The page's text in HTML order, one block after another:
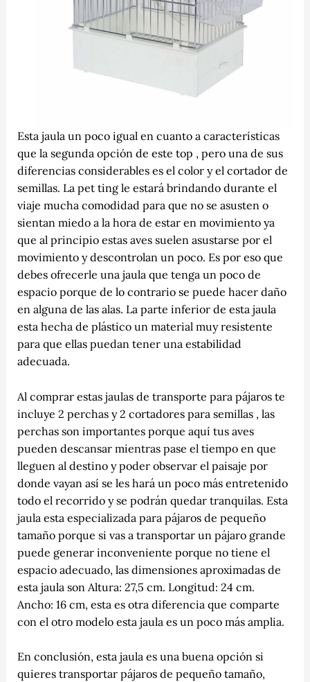
Esta jaula un poco igual en cuanto a características
que la segunda opción de este top , pero una de sus
diferencias considerables es el color y el cortador de
semillas. La pet ting le estará brindando durante el
viaje mucha comodidad para que no se asusten o
sientan miedo a la hora de estar en movimiento ya
que al principio estas aves suelen asustarse por el
movimiento y descontrolan un poco. Es por eso que
debes ofrecerle una jaula que tenga un poco de
espacio porque de lo contrario se puede hacer daño
en alguna de las alas. La parte inferior de esta jaula
esta hecha de plástico un material muy resistente
para que ellas puedan tener una estabilidad
adecuada.
Al comprar estas jaulas de transporte para pájaros te
incluye 2 perchas y 2 cortadores para semillas , las
perchas son importantes porque aquí tus aves
pueden descansar mientras pase el tiempo en que
lleguen al destino y poder observar el paisaje por
donde vayan así se les hará un poco más entretenido
todo el recorrido y se podrán quedar tranquilas. Esta
jaula esta especializada para pájaros de pequeño
tamaño porque si vas a transportar un pájaro grande
puede generar inconveniente porque no tiene el
espacio adecuado, las dimensiones aproximadas de
esta jaula son Altura: 27,5 cm. Longitud: 24 cm.
Ancho: 16 cm, esta es otra diferencia que comparte
con el otro modelo esta jaula es un poco más amplia.
En conclusión, esta jaula es una buena opción si
quieres transportar pájaros de pequeño tamaño,